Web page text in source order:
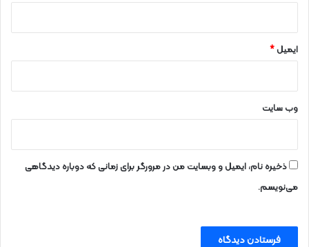
ایمیل*
وب‌ سایت
ذخیره نام، ایمیل و وبسایت من در مرورگر برای زمانی که دوباره دیدگاهی
می‌نویسم.